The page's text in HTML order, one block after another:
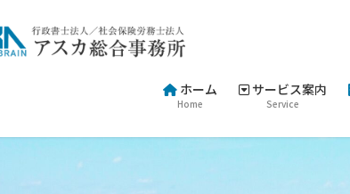
ホーム
Home
サービス案内
Service